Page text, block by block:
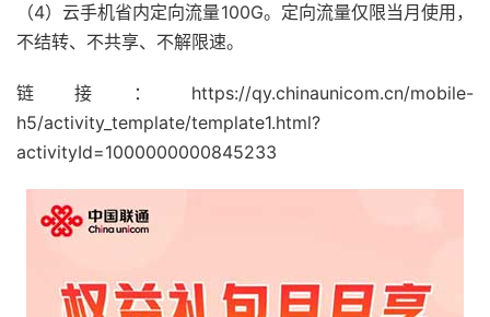
（4）云手机省内定向流量100G。定向流量仅限当月使用，
不结转、不共享、不解限速。
链接：https://qy.chinaunicom.cn/mobile-
h5/activity_template/template1.html?
activityId=1000000000845233